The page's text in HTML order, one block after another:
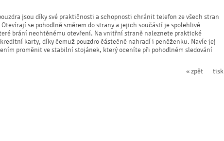
jsou díky své praktičnosti a schopnosti chránit telefon ze všech stran
se pohodlně směrem do strany a jejich součástí je spolehlivé
brání nechtěnému otevření. Na vnitřní straně naleznete praktické
karty, díky čemuž pouzdro částečně nahradí i peněženku. Navíc jej
proměnit ve stabilní stojánek, který oceníte při pohodlném sledování
tisk
« zpět